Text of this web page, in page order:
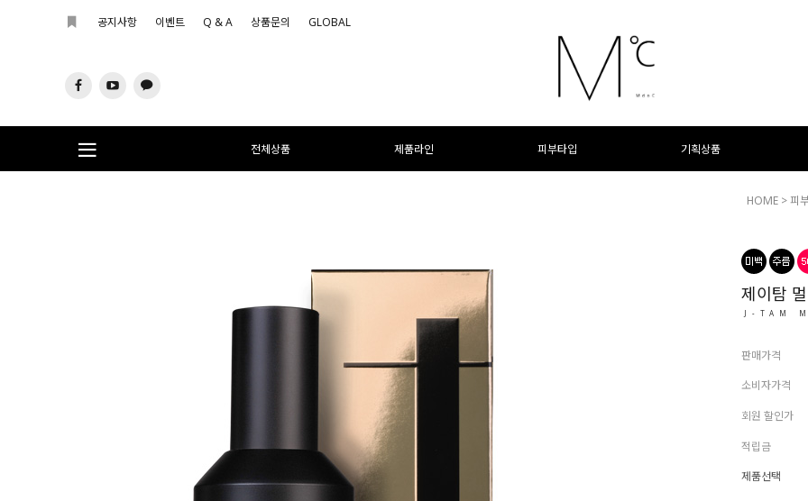
공지사항 이벤트 Q & A 상품문의 GLOBAL
전체상품 제품라인 피부타입 기획상품
HOME >피
제이탐
J-TAM
판매가격
소비자가격
회원 할인가
적립금
제품선택